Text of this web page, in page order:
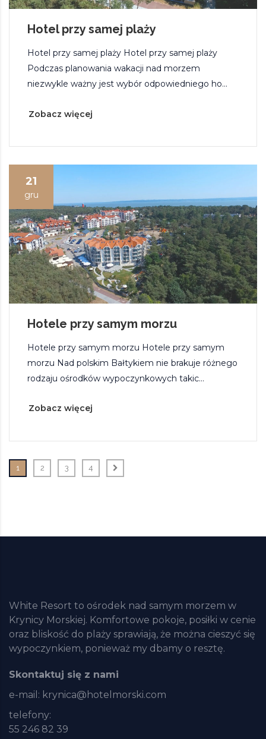
Hotel przy samej plaży
Hotel przy samej plaży Hotel przy samej plaży
Podczas planowania wakacji nad morzem
niezwykle ważny jest wybór odpowiedniego ho...
Zobacz więcej
21
gru
Hotele przy samym morzu
Hotele przy samym morzu Hotele przy samym
morzu Nad polskim Bałtykiem nie brakuje różnego
rodzaju ośrodków wypoczynkowych takic...
Zobacz więcej
1 2 3 4
White Resort to ośrodek nad samym morzem w
Krynicy Morskiej. Komfortowe pokoje, posiłki w cenie
oraz bliskość do plaży sprawiają, że można cieszyć się
wypoczynkiem, ponieważ my dbamy o resztę.
Skontaktuj się z nami
e-mail: krynica@hotelmorski.com
telefony:
55 246 82 39